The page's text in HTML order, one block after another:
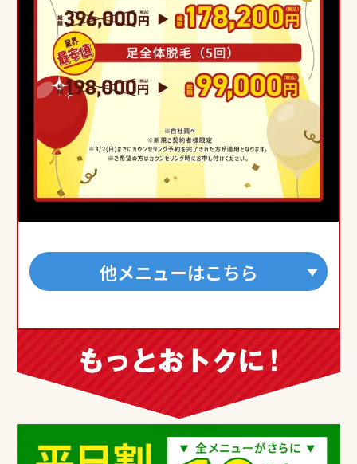
他メニューはこちら